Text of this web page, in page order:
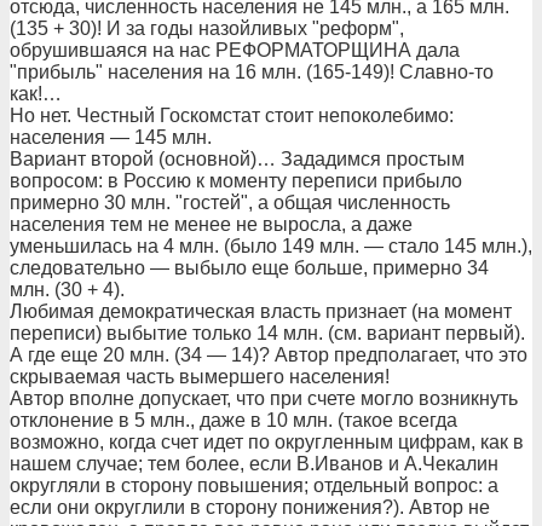
отсюда, численность населения не 145 млн., а 165 млн.
(135 + 30)! И за годы назойливых "реформ",
обрушившаяся на нас РЕФОРМАТОРЩИНА дала
"прибыль" населения на 16 млн. (165-149)! Славно-то
как!…
Но нет. Честный Госкомстат стоит непоколебимо:
населения — 145 млн.
Вариант второй (основной)… Зададимся простым
вопросом: в Россию к моменту переписи прибыло
примерно 30 млн. "гостей", а общая численность
населения тем не менее не выросла, а даже
уменьшилась на 4 млн. (было 149 млн. — стало 145 млн.),
следовательно — выбыло еще больше, примерно 34
млн. (30 + 4).
Любимая демократическая власть признает (на момент
переписи) выбытие только 14 млн. (см. вариант первый).
А где еще 20 млн. (34 — 14)? Автор предполагает, что это
скрываемая часть вымершего населения!
Автор вполне допускает, что при счете могло возникнуть
отклонение в 5 млн., даже в 10 млн. (такое всегда
возможно, когда счет идет по округленным цифрам, как в
нашем случае; тем более, если В.Иванов и А.Чекалин
округляли в сторону повышения; отдельный вопрос: а
если они округлили в сторону понижения?). Автор не